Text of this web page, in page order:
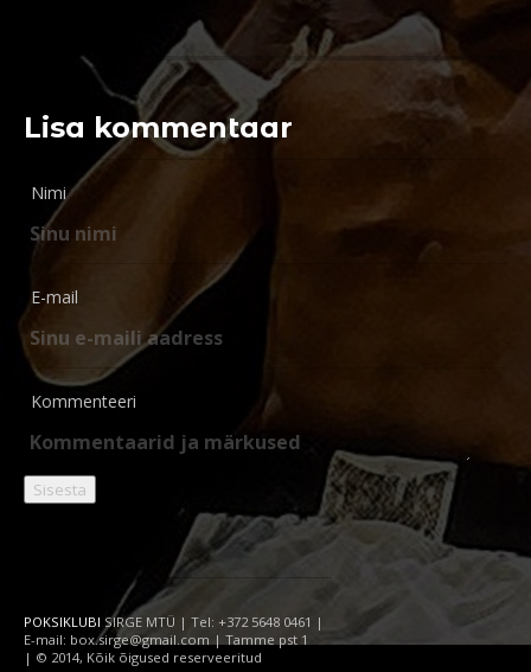
Lisa kommentaar
Nimi
E-mail
Kommenteeri
POKSIKLUBI SIRGE MTÜ | Tel: +372 5648 0461 |
E-mail: box.sirge@gmail.com | Tamme pst 1
| © 2014, Kõik õigused reserveeritud